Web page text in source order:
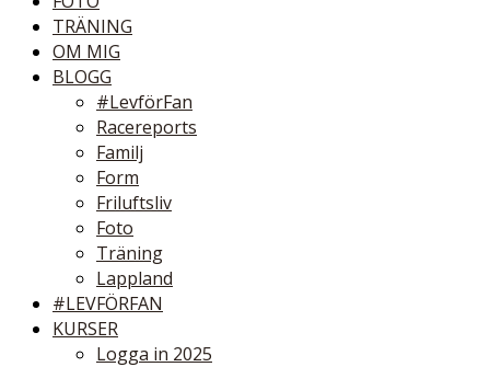
TRÄNING
OM MIG
BLOGG
#LevförFan
Racereports
Familj
Form
Friluftsliv
Foto
Träning
Lappland
#LEVFÖRFAN
KURSER
Logga in 2025